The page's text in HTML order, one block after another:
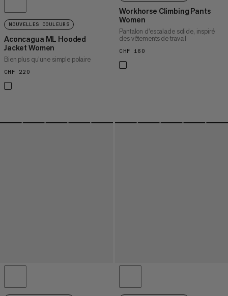
NOUVELLES COULEURS
Aconcagua ML Hooded
Jacket Women
Bien plus qu’une simple polaire
CHF 220
Workhorse Climbing Pants
Women
Pantalon d'escalade solide, inspiré
des vêtements de travail
CHF 160